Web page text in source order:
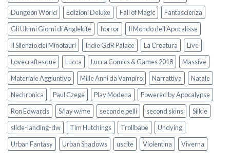
Dungeon World
Edizioni Deluxe Fall of Magic
Fantascienza
Gli Ultimi Giorni di Anglekite
horror
Il Mondo dell'Apocalisse
Il Silenzio dei Minotauri
Indie GdR Palace La Creatura
Live
Lovecraftesque
Lucca Lucca Comics & Games 2018
Massive
Materiale Aggiuntivo
Mille Anni da Vampiro Narrattiva
Natale
Nechronica
Paul Czege Play Modena
Powered by Apocalypse
Ron Edwards
S/lay w/me seconde pelli second skins
Silkie
slide-landing-dw
Tim Hutchings Trollbabe
Undying
Urban Fantasy
Urban Shadows uscite Violentina Viverna